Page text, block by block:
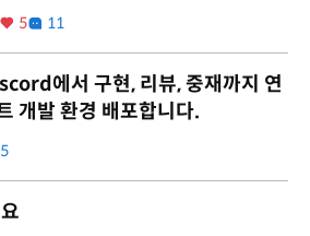
5 11
에서 구현, 리뷰, 중재까지 연
개발 환경 배포합니다.
5